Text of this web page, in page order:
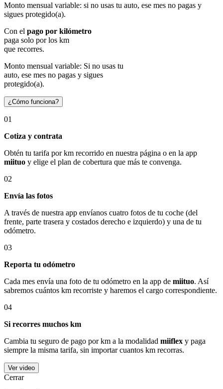
Monto mensual variable: si no usas tu auto, ese mes no pagas y
sigues protegido(a).
Con el pago por kilómetro
paga solo por los km
que recorres.
Monto mensual variable: Si no usas tu
auto, ese mes no pagas y sigues
protegido(a).
¿Cómo funciona?
01
Cotiza y contrata
Obtén tu tarifa por km recorrido en nuestra página o en la app
miituo y elige el plan de cobertura que más te convenga.
02
Envía las fotos
A través de nuestra app envíanos cuatro fotos de tu coche (del
frente, parte trasera y costados derecho e izquierdo) y una de tu
odómetro.
03
Reporta tu odómetro
Cada mes envía una foto de tu odómetro en la app de miituo. Así
sabremos cuántos km recorriste y haremos el cargo correspondiente.
04
Si recorres muchos km
Cambia tu seguro de pago por km a la modalidad miiflex y paga
siempre la misma tarifa, sin importar cuantos km recorras.
Ver video
Cerrar